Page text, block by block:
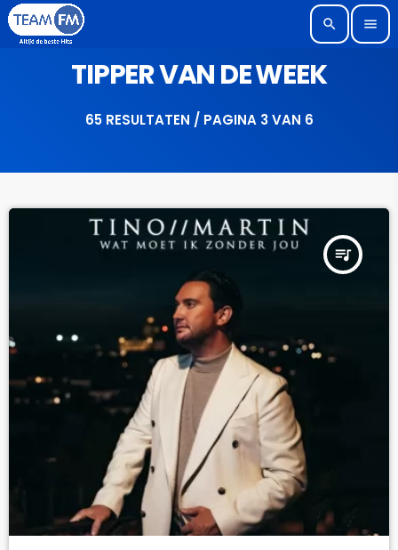
search menu
TIPPER VAN DE WEEK
65 RESULTATEN / PAGINA 3 VAN 6
queue_music